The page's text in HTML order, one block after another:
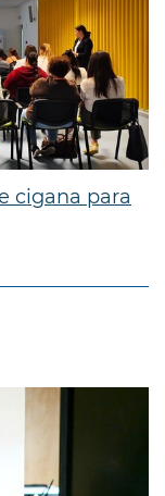
cigana para